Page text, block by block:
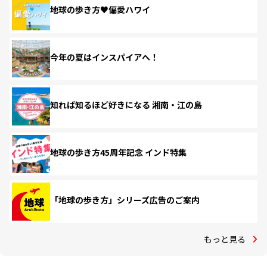
地球の歩き方♥偏愛ハワイ
今年の夏はインスパイアへ！
知れば知るほど好きになる 湘南・江の島
地球の歩き方45周年記念 インド特集
「地球の歩き方」シリーズ広告のご案内
もっと見る